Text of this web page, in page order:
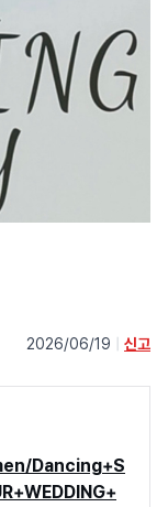
2026/06/19 신고
Dancing+S